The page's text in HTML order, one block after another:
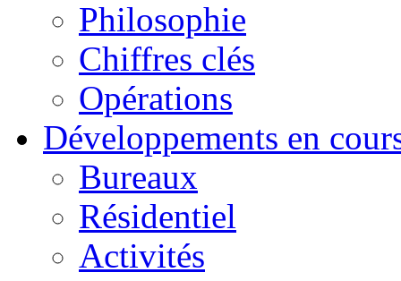
Philosophie
Chiffres clés
Opérations
Développements en
Bureaux
Résidentiel
Activités